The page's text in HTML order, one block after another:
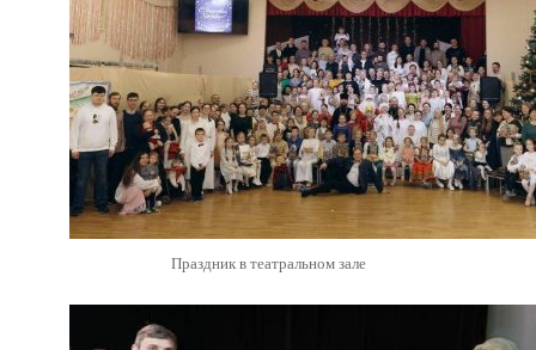
Праздник в театральном зале